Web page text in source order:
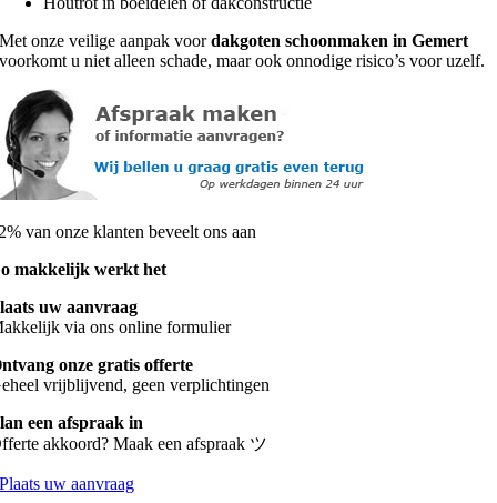
Met onze veilige aanpak voordakgoten schoonmaken in Gemert
voorkomt u niet alleen schade, maar ook onnodige risico’s voor uzelf.
van onze klanten beveelt ons aan
makkelijk werkt het
uw aanvraag
via ons online formulier
onze gratis offerte
vrijblijvend, geen verplichtingen
een afspraak in
akkoord? Maak een afspraak ツ
Plaats uw aanvraag